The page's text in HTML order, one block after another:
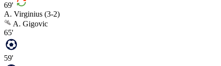
69'
A. Virginius (3-2)
A. Gigovic
65'
59'